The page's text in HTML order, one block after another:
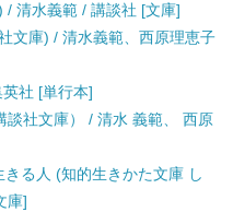
/ 清水義範 / 講談社 [文庫]
文庫) / 清水義範、西原理恵子
社 [単行本]
談社文庫） / 清水 義範、 西原
る人 (知的生きかた文庫 し
庫]